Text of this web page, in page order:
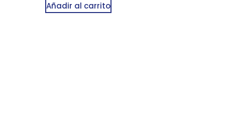
Añadir al carrito